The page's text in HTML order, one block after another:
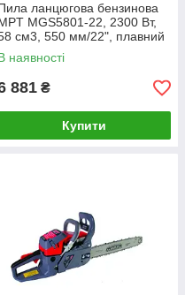
ланцюгова бензинова
MGS5801-22, 2300 Вт,
см3, 550 мм/22", плавний
наявності
881 ₴
Купити